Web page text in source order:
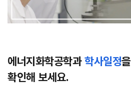
에너지화학공학과학사일정을
확인해 보세요.